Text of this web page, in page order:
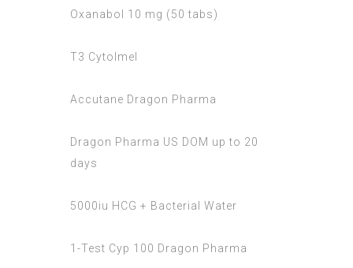
Oxanabol 10 mg (50 tabs)
T3 Cytolmel
Accutane Dragon Pharma
Dragon Pharma US DOM up to 20
days
5000iu HCG + Bacterial Water
1-Test Cyp 100 Dragon Pharma